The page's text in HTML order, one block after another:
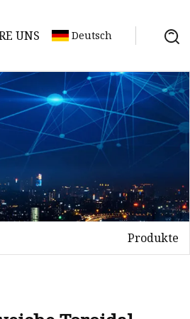
UNS Deutsch
Produkte